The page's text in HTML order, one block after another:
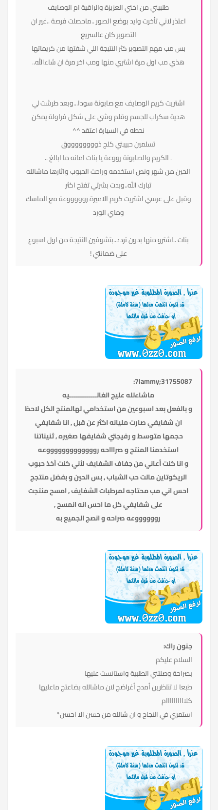
طلبيتي من اختي العزيزة والراقية ام الوصايف
اعتذر لاني تأخرت وايد بوضع الصور ..ماحصلت فرصة ..غير ان
التصوير كان عالسريع
بس مب مهم التصوير كثر النتيجة اللي شفتها من كريماتها
هذي مب اول مرة اشتري منها ومب اخر مرة ان شاءالله..
اشتريت كريم الوصايف مع صابونة سودا...وبعد طرشت لي
هدية سكراب للجسم وقلم وشي على شكل فراولة يمكن
نحطه في السيارة اعتقد ^^
تسلمين حبيبتي كلج ذووووووووق
. الكريم والصابونة رووعة يا بنات امانه ما ابالغ ..
الحين من شهر ونص استخدمه وراحت الحبوب واثارها ماشالله
تبارك الله..وبدت بشرتي تفتح اكثر
وقبل على عرسي اشتريت كريم الاميرة روووووعة مع الماسك
وماي الورد
بنات ..اشترو منها بدون تردد..بتشوفين النتيجة من اول اسبوع
على ضمانتي !
7lammy;31755087:
ماشاءلله عليج الغالــــــــــــــيه
و بالفعل بعد اسبوعين من استخدامي لهالمنتج الكل لاحظ
ان شفايفي صارت مليانه اكثر عن قبل , انا شفايفي
حجمها متوسط و رفيجتي شفايفها صغيره , ثنيناتنا
استخدمنا المنتج و صراااحه روووووووووووووعه
و انا كنت أعاني من جفاف الشفايف لأني كنت آخذ حبوب
الريكوتاين مالت حب الشباب , بس الحين و بفضل منتجج
احس اني مب محتاجه لمرطبات الشفايف , امسح منتجت
على شفايفي كل ما احس انه انمسح ,
رووووووعه صراحه و انصج الجميع به
جنون راك:
السلام عليكم
بصراحة وصلتني الطلبية واستانست عليها
طبعا لا تنتظرين أمدح أغراضج لان ماشالله بضاعتج ماعليها
كلاااااااااام
استمري في النجاح و ان شالله من حسن الا احسن*